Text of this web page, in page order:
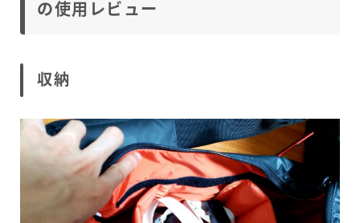
の使用レビュー
収納